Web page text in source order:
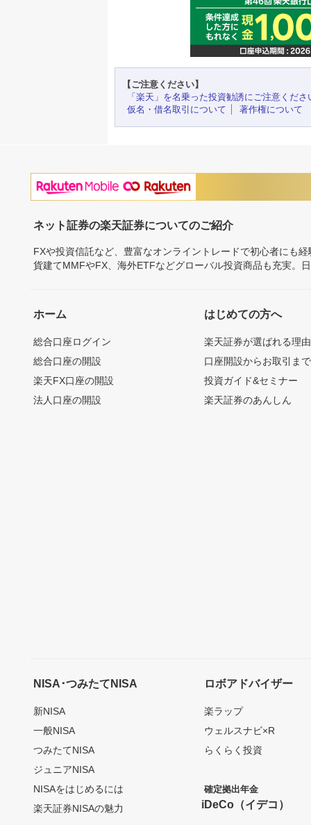
【ご注意ください】
「楽天」を名乗った投資勧誘にご注意くださ
仮名・借名取引について
著作権について
ネット証券の楽天証券についてのご紹介
FXや投資信託など、豊富なオンライントレードで初心者にも
貨建てMMFやFX、海外ETFなどグローバル投資商品も充実。
ホーム
総合口座ログイン
総合口座の開設
楽天FX口座の開設
法人口座の開設
はじめての方へ
楽天証券が選ばれる理由
口座開設からお取引ま
投資ガイド&セミナー
楽天証券のあんしん
NISA･つみたてNISA
新NISA
一般NISA
つみたてNISA
ジュニアNISA
NISAをはじめるには
楽天証券NISAの魅力
ロボアドバイザー
楽ラップ
ウェルスナビ×R
らくらく投資
確定拠出年金
iDeCo（イデコ）